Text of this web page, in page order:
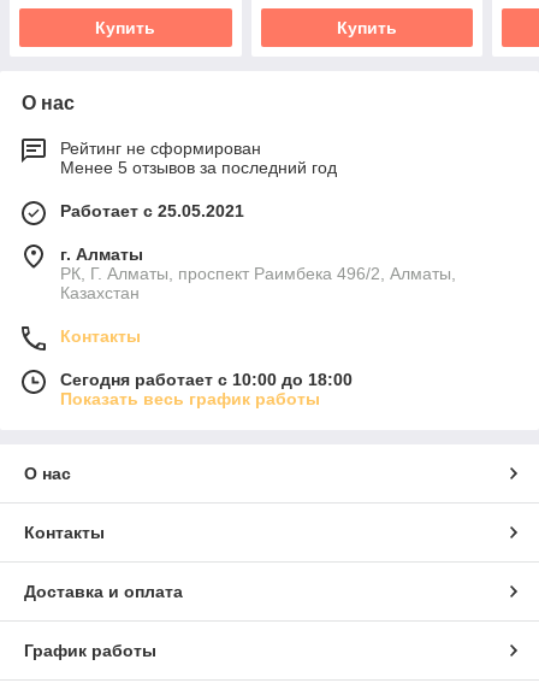
Купить Купить
О нас
Рейтинг не сформирован
Менее 5 отзывов за последний год
Работает с 25.05.2021
г. Алматы
РК, Г. Алматы, проспект Раимбека 496/2, Алматы,
Казахстан
Контакты
Сегодня работает с 10:00 до 18:00
Показать весь график работы
О нас
Контакты
Доставка и оплата
График работы